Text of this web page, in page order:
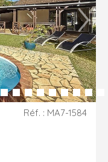
Réf. : MA7-1584